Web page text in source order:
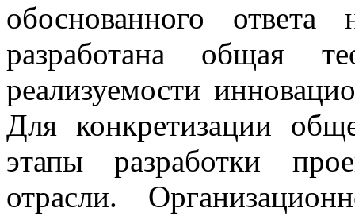
обоснованного
разработана общая
реализуемости
Для конкретизации
этапы разработки
отрасли.